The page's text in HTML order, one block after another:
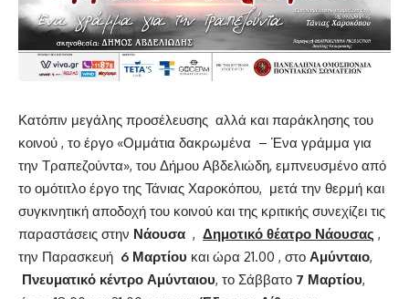
Κατόπιν μεγάλης προσέλευσης αλλά και παράκλησης του
κοινού , το έργο «Ομμάτια δακρωμένα – Ένα γράμμα για
την Τραπεζούντα», του Δήμου Αβδελιώδη, εμπνευσμένο από
το ομότιτλο έργο της Τάνιας Χαροκόπου, μετά την θερμή και
συγκινητική αποδοχή του κοινού και της κριτικής συνεχίζει τις
παραστάσεις στην Νάουσα , Δημοτικό θέατρο Νάουσας ,
την Παρασκευή 6 Μαρτίου και ώρα 21.00 , στο Αμύνταιο,
Πνευματικό κέντρο Αμύνταιου, το Σάββατο 7 Μαρτίου,